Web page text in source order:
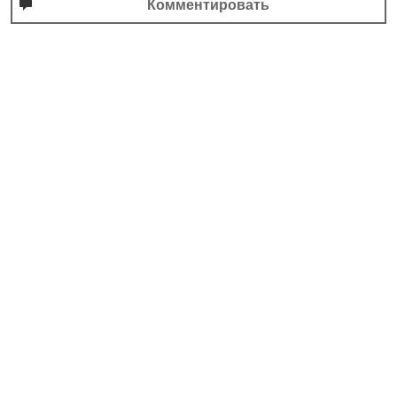
Комментировать